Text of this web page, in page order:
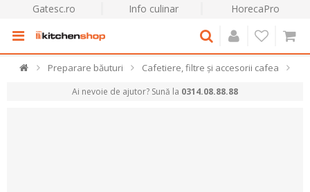
Gatesc.ro Info culinar HorecaPro
Preparare băuturi Cafetiere, filtre și accesorii cafea
Ai nevoie de ajutor? Sună la 0314.08.88.88